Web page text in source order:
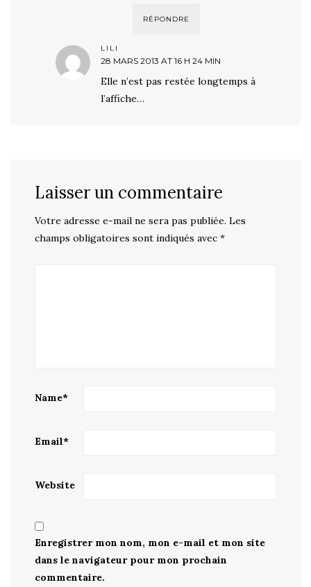
RÉPONDRE
LILI
28 MARS 2013 AT 16 H 24 MIN
Elle n’est pas restée longtemps à
l’affiche…
Laisser un commentaire
Votre adresse e-mail ne sera pas publiée. Les
champs obligatoires sont indiqués avec *
Name*
Email*
Website
Enregistrer mon nom, mon e-mail et mon site
dans le navigateur pour mon prochain
commentaire.